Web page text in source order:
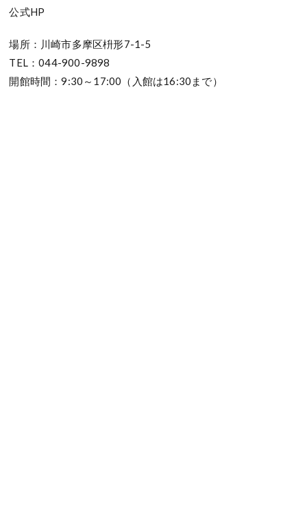
公式HP
場所：川崎市多摩区枡形7-1-5
TEL：044-900-9898
開館時間：9:30～17:00（入館は16:30まで）